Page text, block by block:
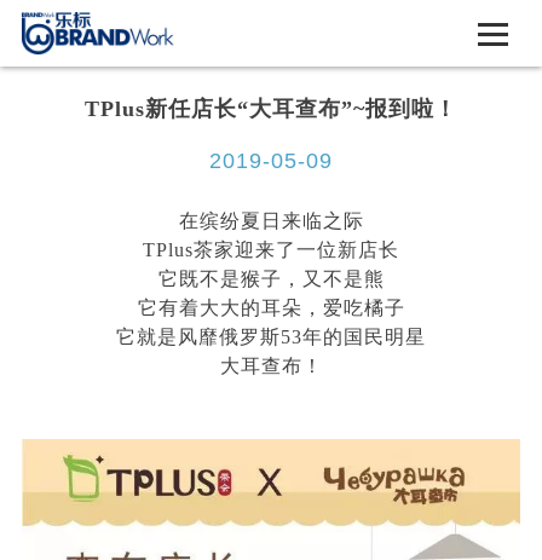
TPlus新任店长“大耳查布”~报到啦！
2019-05-09
在缤纷夏日来临之际
TPlus茶家迎来了一位新店长
它既不是猴子，又不是熊
它有着大大的耳朵，爱吃橘子
它就是风靡俄罗斯53年的国民明星
大耳查布！